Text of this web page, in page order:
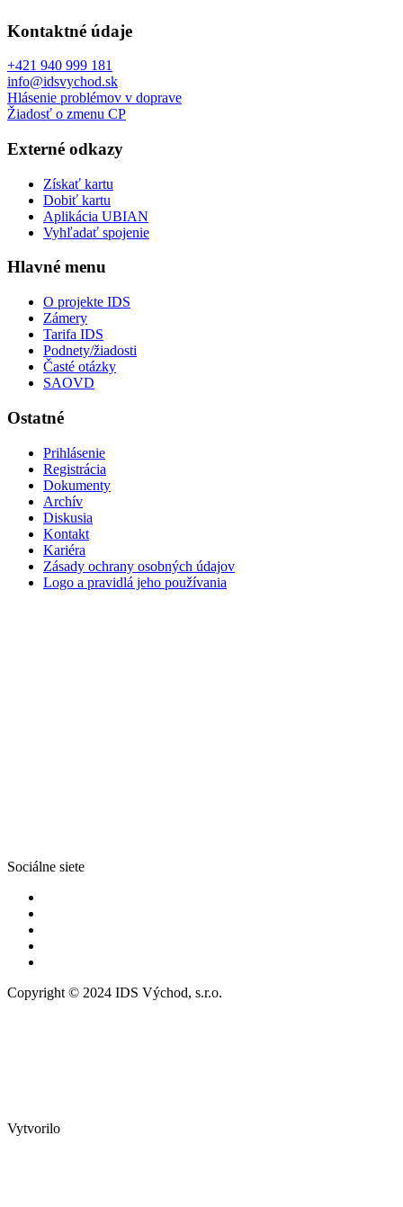
Kontaktné údaje
+421 940 999 181
info@idsvychod.sk
Hlásenie problémov v doprave
Žiadosť o zmenu CP
Externé odkazy
Získať kartu
Dobiť kartu
Aplikácia UBIAN
Vyhľadať spojenie
Hlavné menu
O projekte IDS
Zámery
Tarifa IDS
Podnety/žiadosti
Časté otázky
SAOVD
Ostatné
Prihlásenie
Registrácia
Dokumenty
Archív
Diskusia
Kontakt
Kariéra
Zásady ochrany osobných údajov
Logo a pravidlá jeho používania
Sociálne siete
Copyright © 2024 IDS Východ, s.r.o.
Vytvorilo